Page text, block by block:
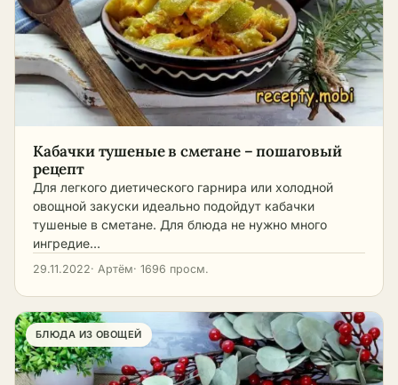
Кабачки тушеные в сметане – пошаговый
рецепт
Для легкого диетического гарнира или холодной
овощной закуски идеально подойдут кабачки
тушеные в сметане. Для блюда не нужно много
ингредие…
29.11.2022· Артём· 1696 просм.
БЛЮДА ИЗ ОВОЩЕЙ